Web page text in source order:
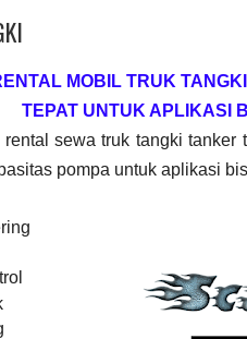
MOBIL TRUK
TEPAT UNTUK APLIKASI
sewa truk tangki tanker
pompa untuk aplikasi